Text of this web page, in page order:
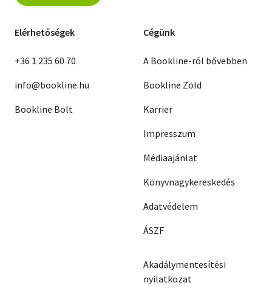
Elérhetőségek
+36 1 235 60 70
info@bookline.hu
Bookline Bolt
Cégünk
A Bookline-ról bővebben
Bookline Zöld
Karrier
Impresszum
Médiaajánlat
Könyvnagykereskedés
Adatvédelem
ÁSZF
Akadálymentesítési
nyilatkozat